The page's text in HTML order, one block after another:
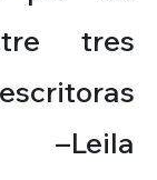
tres
–Leila